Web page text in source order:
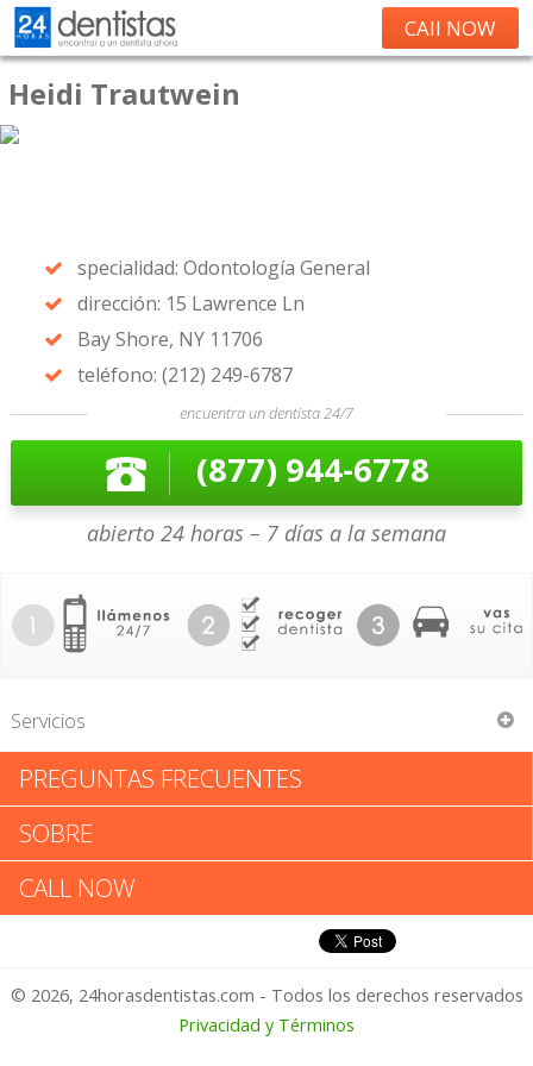
CAll NOW
Heidi Trautwein
specialidad: Odontología General
dirección: 15 Lawrence Ln
Bay Shore, NY 11706
teléfono: (212) 249-6787
encuentra un dentista 24/7
(877) 944-6778
abierto 24 horas – 7 días a la semana
Servicios
Heidi Trautwein
Heidi Trautwein: Califica tu
Experiencia
1 – No Feliz
PREGUNTAS FRECUENTES
SOBRE
CALL NOW
© 2026, 24horasdentistas.com - Todos los derechos reservados
Privacidad y Términos